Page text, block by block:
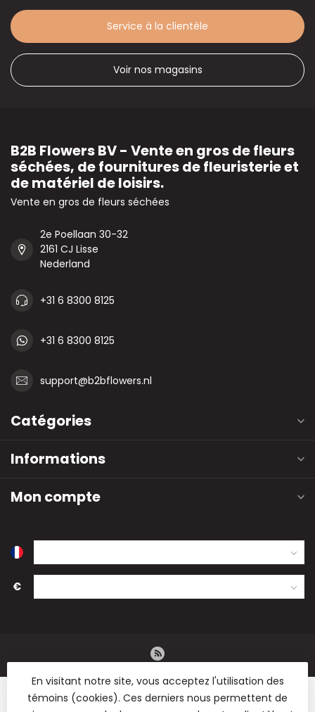
Service à la clientèle
Voir nos magasins
B2B Flowers BV - Vente en gros de fleurs
séchées, de fournitures de fleuristerie et
de matériel de loisirs.
Vente en gros de fleurs séchées
2e Poellaan 30-32
2161 CJ Lisse
Nederland
+31 6 8300 8125
+31 6 8300 8125
support@b2bflowers.nl
Catégories
Informations
Mon compte
€
En visitant notre site, vous acceptez l'utilisation des
témoins (cookies). Ces derniers nous permettent de